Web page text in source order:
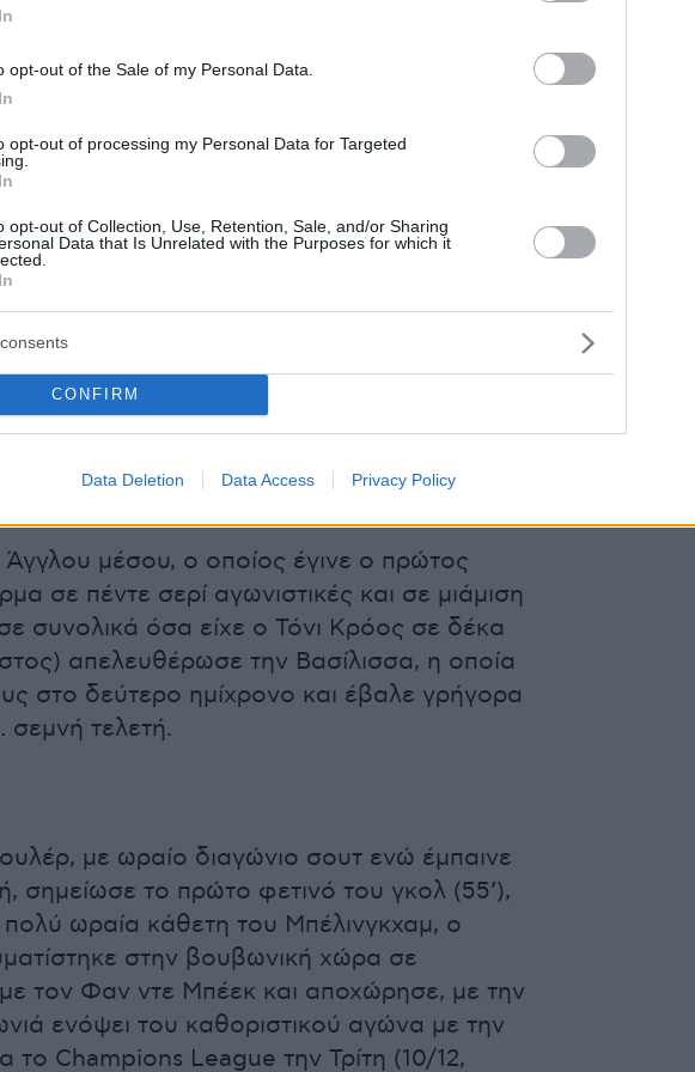
opt-out of the Sale of my Personal Data.
opt-out of processing my Personal Data for Targeted
opt-out of Collection, Use, Retention, Sale, and/or Sharing
Data that Is Unrelated with the Purposes for which it
CONFIRM
Data Deletion Data Access Privacy Policy
το εικοσάλεπτο, άρχισε να βγαίνει στην
αξιώσεις, αν και η Τζιρόνα
την συμπλήρωση του πρώτου ημιώρου.
δοκίμασε τα ρεφλέξ του Πάουλο
και, στο 36’, ο Τζουντ Μπέλινγκχαμ
διαρκείας και σουτ μέσα από την
αιφνιδίασε τον τερματοφύλακα των
για το 0-1.
για τον Μπέλινγκχαμ
μέσου, ο οποίος έγινε ο πρώτος
σε πέντε σερί αγωνιστικές και σε μιάμιση
συνολικά όσα είχε ο Τόνι Κρόος σε δέκα
απελευθέρωσε την Βασίλισσα, η οποία
στο δεύτερο ημίχρονο και έβαλε γρήγορα
σεμνή τελετή.
με ωραίο διαγώνιο σουτ ενώ έμπαινε
σημείωσε το πρώτο φετινό του γκολ (55’),
ωραία κάθετη του Μπέλινγκχαμ, ο
στην βουβωνική χώρα σε
τον Φαν ντε Μπέεκ και αποχώρησε, με την
ενόψει του καθοριστικού αγώνα με την
το Champions League την Τρίτη (10/12,